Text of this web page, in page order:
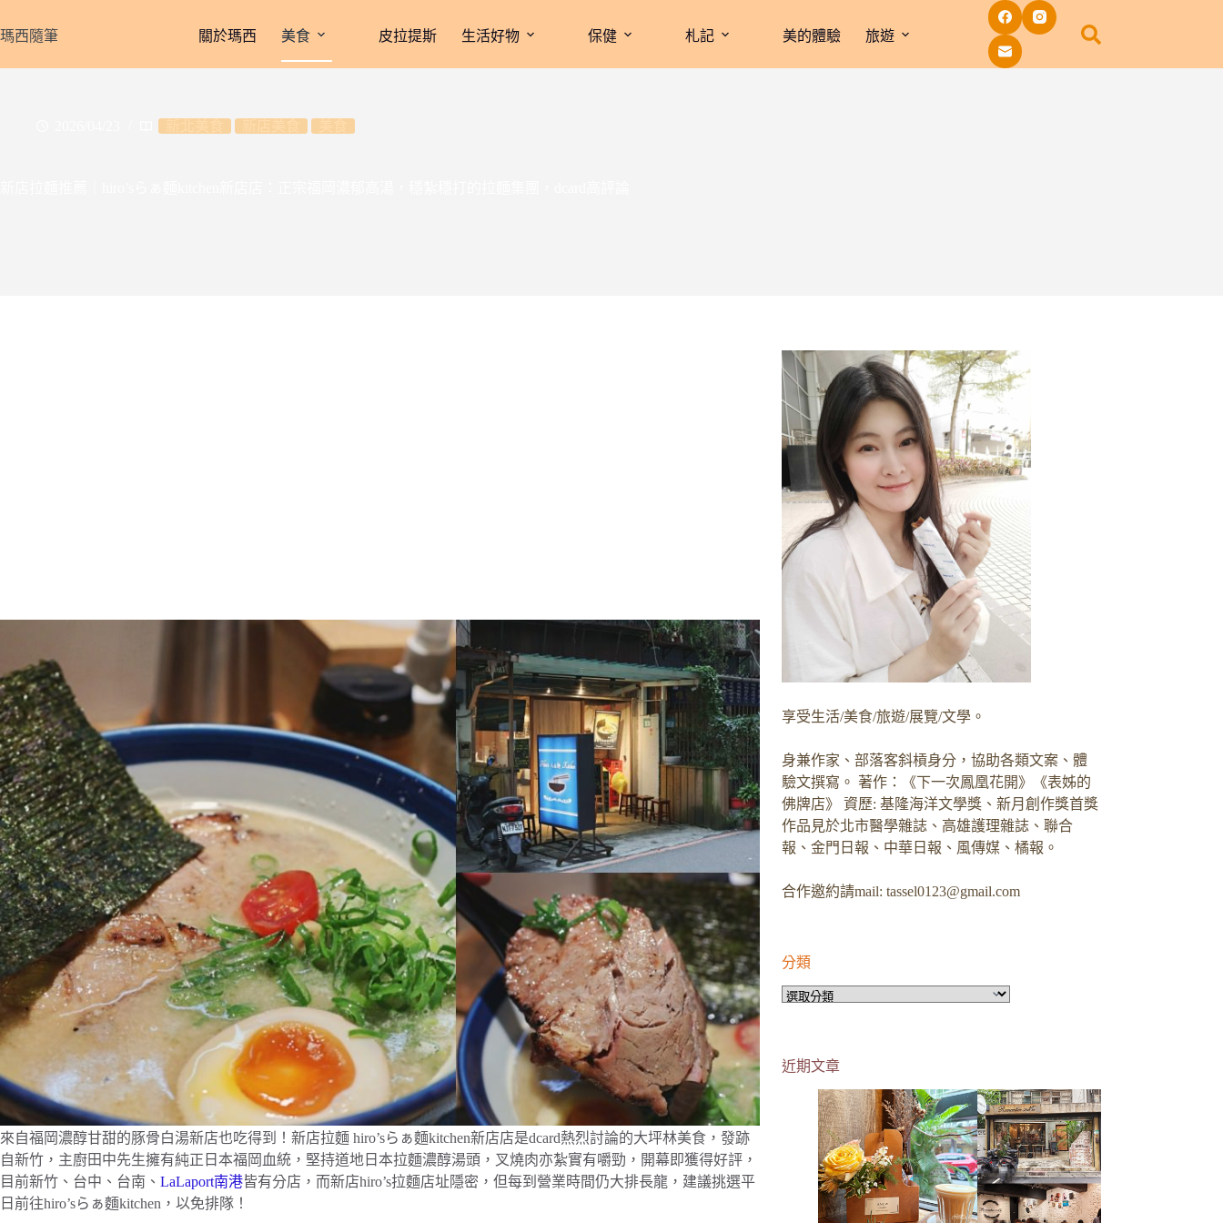
至
瑪西隨筆 關於瑪西 美食 皮拉提斯 生活好物 保健 札記 美的體驗 旅遊
來自福岡濃醇甘甜的豚骨白湯新店也吃得到！新店拉麵 hiro’sらぁ麵kitchen新店店是dcard熱烈討論的大坪林美食，發跡
自新竹，主廚田中先生擁有純正日本福岡血統，堅持道地日本拉麵濃醇湯頭，叉燒肉亦紮實有嚼勁，開幕即獲得好評，
目前新竹、台中、台南、 LaLaport南港皆有分店，而新店hiro’s拉麵店址隱密，但每到營業時間仍大排長龍，建議挑選平
日前往hiro’sらぁ麵kitchen，以免排隊！
享受生活/美食/旅遊/展覽/文學。
身兼作家、部落客斜槓身分，協助各類文案、體
驗文撰寫。 著作：《下一次鳳凰花開》《表姊的
佛牌店》 資歷: 基隆海洋文學獎、新月創作獎首獎
作品見於北市醫學雜誌、高雄護理雜誌、聯合
報、金門日報、中華日報、風傳媒、橘報。
合作邀約請mail: tassel0123@gmail.com
分類
分
近期文章